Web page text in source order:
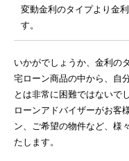
変動金利のタイプより金
す。
いかがでしょうか、金利の
宅ローン商品の中から、自
とは非常に困難ではないで
ローンアドバイザーがお客
ン、ご希望の物件など、様
たします。